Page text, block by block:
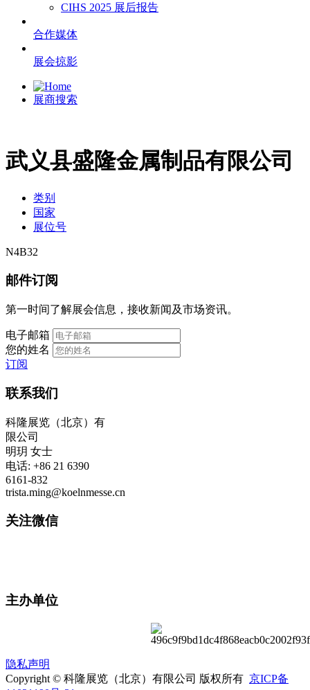
CIHS 2025 展后报告
合作媒体
展会掠影
展商搜索
武义县盛隆金属制品有限公司
类别
国家
展位号
N4B32
邮件订阅
第一时间了解展会信息，接收新闻及市场资讯。
电子邮箱
您的姓名
订阅
联系我们
科隆展览（北京）有
限公司
明玥 女士
电话: +86 21 6390
6161-832
trista.ming@koelnmesse.cn
关注微信
主办单位
隐私声明
Copyright © 科隆展览（北京）有限公司 版权所有 京ICP备